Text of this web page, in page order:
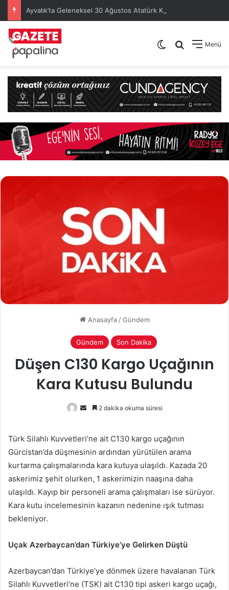
Menü
Arama yap
Dış görünümü
Anasayfa / Gündem
Gündem Son Dakika
Düşen C130 Kargo Uçağının
Kara Kutusu Bulundu
Bir
göndermek
2 dakika okuma süresi
Türk Silahlı Kuvvetleri’ne ait C130 kargo uçağının
Gürcistan’da düşmesinin ardından yürütülen arama
kurtarma çalışmalarında kara kutuya ulaşıldı. Kazada 20
askerimiz şehit olurken, 1 askerimizin naaşına daha
ulaşıldı. Kayıp bir personeli arama çalışmaları ise sürüyor.
Kara kutu incelemesinin kazanın nedenine ışık tutması
bekleniyor.
Uçak Azerbaycan’dan Türkiye’ye Gelirken Düştü
Azerbaycan’dan Türkiye’ye dönmek üzere havalanan Türk
Silahlı Kuvvetleri’ne (TSK) ait C130 tipi askeri kargo uçağı,